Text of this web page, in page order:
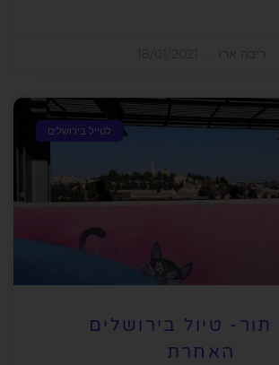
לטייל בירושלים
תור- טיול בירושלים
האחרת